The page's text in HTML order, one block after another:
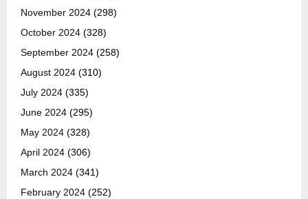
November 2024 (298)
October 2024 (328)
September 2024 (258)
August 2024 (310)
July 2024 (335)
June 2024 (295)
May 2024 (328)
April 2024 (306)
March 2024 (341)
February 2024 (252)